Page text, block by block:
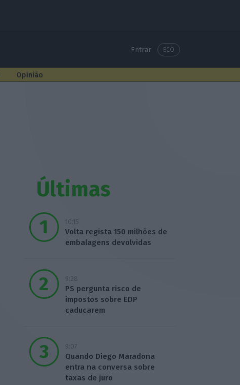
Entrar ECO
Opinião
Últimas
10:15
Volta regista 150 milhões de
embalagens devolvidas
9:28
PS pergunta risco de
impostos sobre EDP
caducarem
9:07
Quando Diego Maradona
entra na conversa sobre
taxas de juro